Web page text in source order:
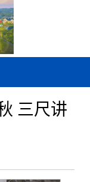
三尺讲